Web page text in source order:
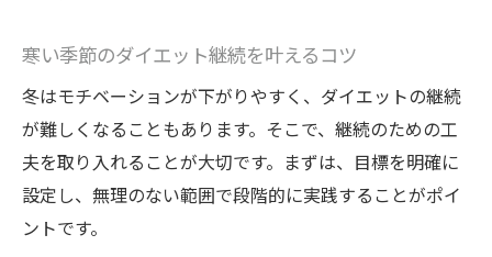
寒い季節のダイエット継続を叶えるコツ
冬はモチベーションが下がりやすく、ダイエットの継続
が難しくなることもあります。そこで、継続のための工
夫を取り入れることが大切です。まずは、目標を明確に
設定し、無理のない範囲で段階的に実践することがポイ
ントです。